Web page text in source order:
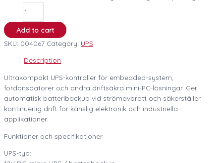
Add to cart
SKU: 004067 Category: UPS
Description
Ultrakompakt UPS-kontroller för embedded-system,
fordonsdatorer och andra driftsäkra mini-PC-lösningar. Ger
automatisk batteribackup vid strömavbrott och säkerställer
kontinuerlig drift för känslig elektronik och industriella
applikationer.
Funktioner och specifikationer
UPS-typ: